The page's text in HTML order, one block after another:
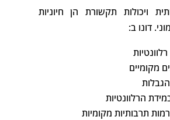
ויכולות תקשורת הן חיוניות
דונו ב:
מקומיים
הרלוונטיות
תרבותיות מקומיות